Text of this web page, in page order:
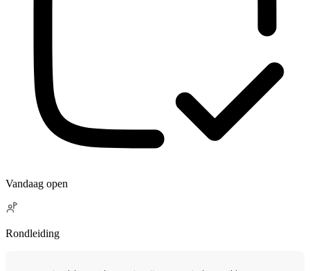
Vandaag open
Rondleiding